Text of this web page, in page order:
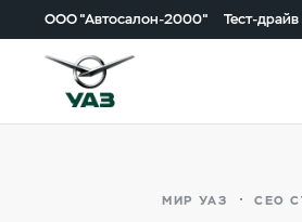
ООО "Автосалон-2000" Тест-драйв
МИР УАЗ СЕО